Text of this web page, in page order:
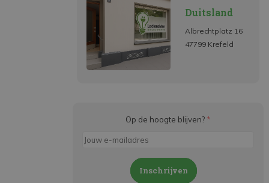
Duitsland
Albrechtplatz 16
47799 Krefeld
Op de hoogte blijven? *
Inschrijven